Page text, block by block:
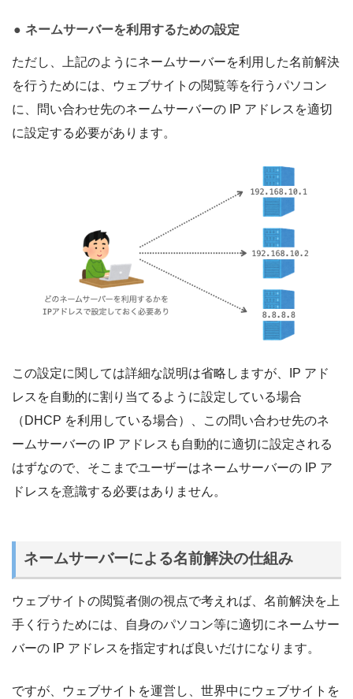
ネームサーバーを利用するための設定
ただし、上記のようにネームサーバーを利用した名前解決
を行うためには、ウェブサイトの閲覧等を行うパソコン
に、問い合わせ先のネームサーバーの IP アドレスを適切
に設定する必要があります。
この設定に関しては詳細な説明は省略しますが、IP アド
レスを自動的に割り当てるように設定している場合
（DHCP を利用している場合）、この問い合わせ先のネ
ームサーバーの IP アドレスも自動的に適切に設定される
はずなので、そこまでユーザーはネームサーバーの IP ア
ドレスを意識する必要はありません。
ネームサーバーによる名前解決の仕組み
ウェブサイトの閲覧者側の視点で考えれば、名前解決を上
手く行うためには、自身のパソコン等に適切にネームサー
バーの IP アドレスを指定すれば良いだけになります。
ですが、ウェブサイトを運営し、世界中にウェブサイトを